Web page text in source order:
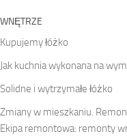
WNĘTRZE
Kupujemy łóżko
Jak kuchnia wykonana na
Solidne i wytrzymałe łóżko
Zmiany w mieszkaniu.
Ekipa remontowa: remonty